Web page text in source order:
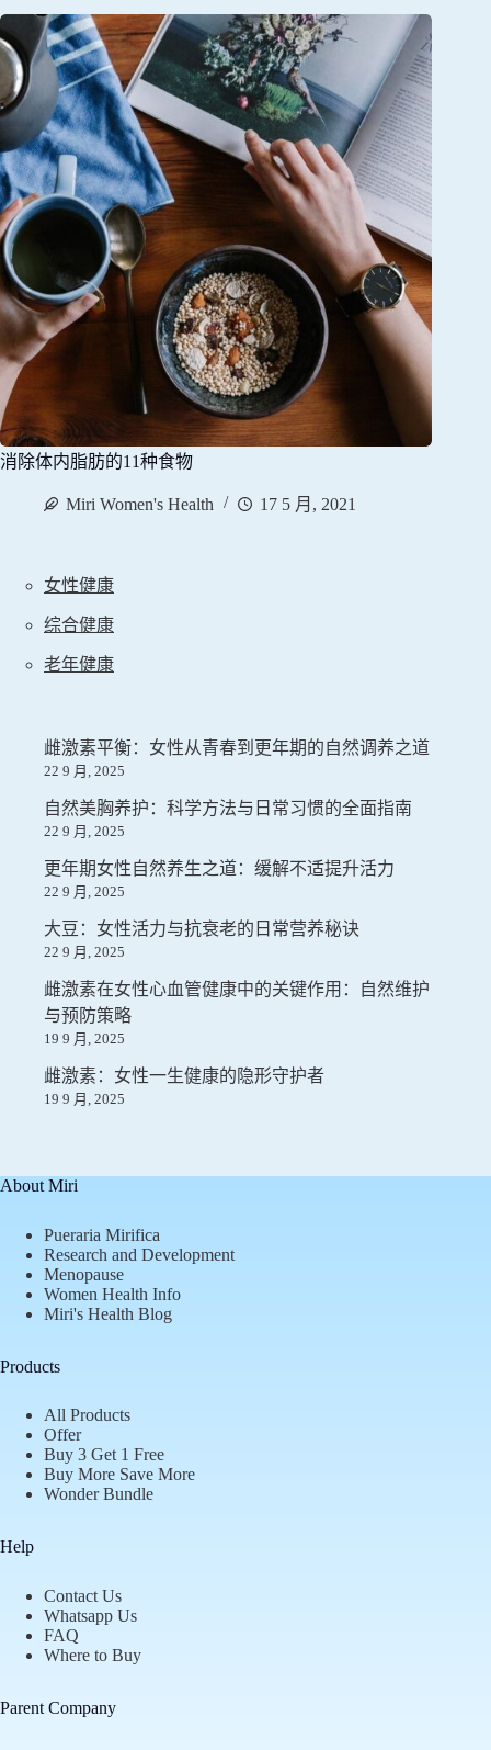
消除体内脂肪的11种食物
Miri Women's Health 17 5 月, 2021
女性健康
综合健康
老年健康
雌激素平衡：女性从青春到更年期的自然调养之道
22 9 月, 2025
自然美胸养护：科学方法与日常习惯的全面指南
22 9 月, 2025
更年期女性自然养生之道：缓解不适提升活力
22 9 月, 2025
大豆：女性活力与抗衰老的日常营养秘诀
22 9 月, 2025
雌激素在女性心血管健康中的关键作用：自然维护
与预防策略
19 9 月, 2025
雌激素：女性一生健康的隐形守护者
19 9 月, 2025
About Miri
Pueraria Mirifica
Research and Development
Menopause
Women Health Info
Miri's Health Blog
Products
All Products
Offer
Buy 3 Get 1 Free
Buy More Save More
Wonder Bundle
Help
Contact Us
Whatsapp Us
FAQ
Where to Buy
Parent Company